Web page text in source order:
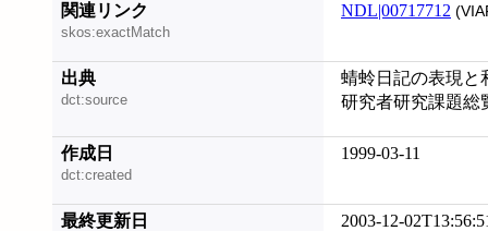
関連リンク
skos:exactMatch
NDL|00717712
出典
dct:source
蜻蛉日記の表現と
研究者研究課題総
作成日
dct:created
1999-03-11
最終更新日 2003-12-